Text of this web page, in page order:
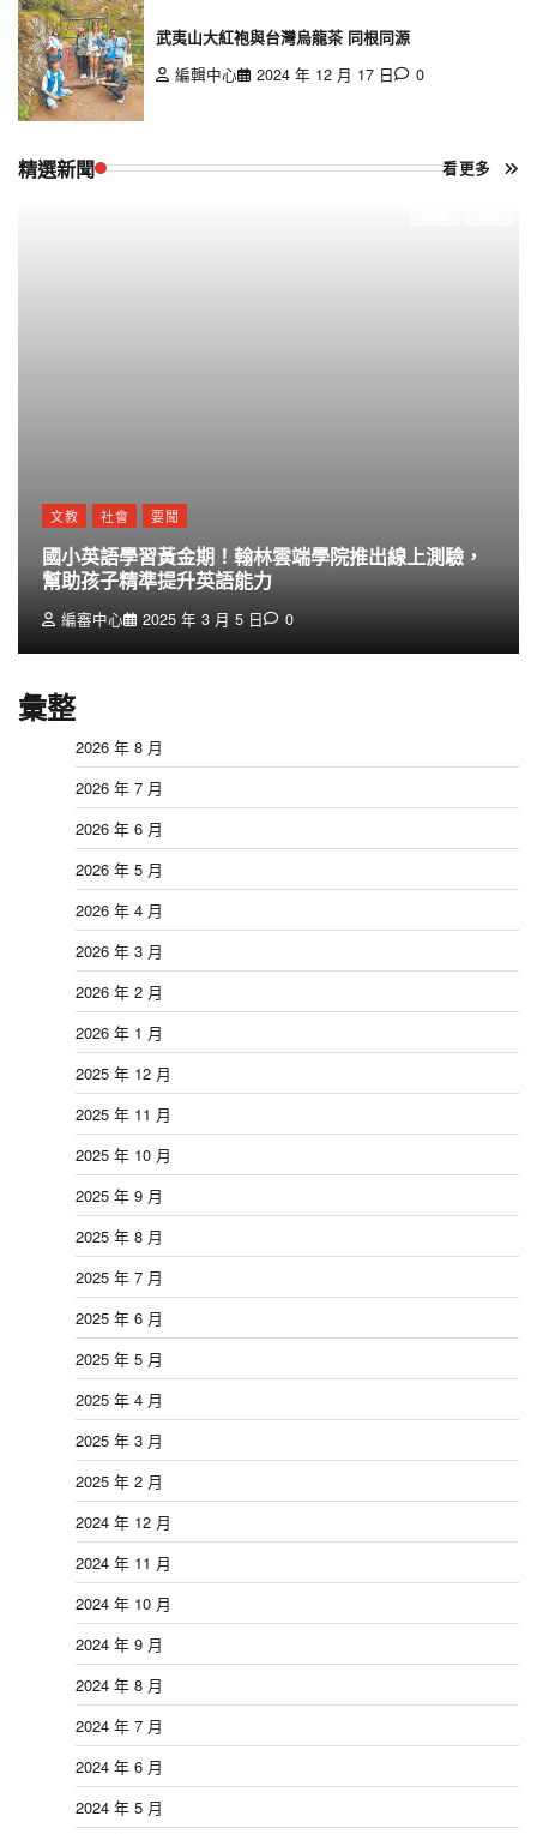
武夷山大紅袍與台灣烏龍茶 同根同源
編輯中心
2024 年 12 月 17 日 0
精選新聞 看更多
文教 社會 要聞
國小英語學習黃金期！翰林雲端學院推出線上測驗，
幫助孩子精準提升英語能力
編審中心 2025 年 3 月 5 日 0
彙整
2026 年 8 月
2026 年 7 月
2026 年 6 月
2026 年 5 月
2026 年 4 月
2026 年 3 月
2026 年 2 月
2026 年 1 月
2025 年 12 月
2025 年 11 月
2025 年 10 月
2025 年 9 月
2025 年 8 月
2025 年 7 月
2025 年 6 月
2025 年 5 月
2025 年 4 月
2025 年 3 月
2025 年 2 月
2024 年 12 月
2024 年 11 月
2024 年 10 月
2024 年 9 月
2024 年 8 月
2024 年 7 月
2024 年 6 月
2024 年 5 月